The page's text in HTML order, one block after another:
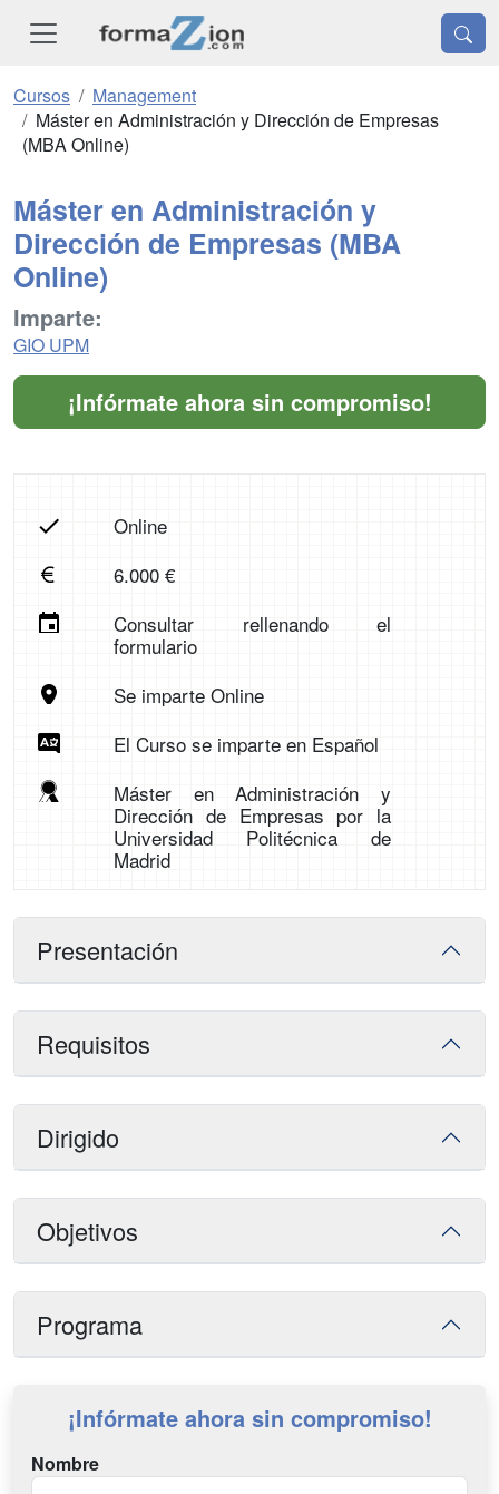
Cursos
Management
Máster en Administración y Dirección de Empresas
(MBA Online)
Máster en Administración y
Dirección de Empresas (MBA
Online)
Imparte:
GIO UPM
¡Infórmate ahora sin compromiso!
Online
6.000 €
Consultar rellenando el
formulario
Se imparte Online
El Curso se imparte en Español
Máster en Administración y
Dirección de Empresas por la
Universidad Politécnica de
Madrid
Presentación
Requisitos
Dirigido
Objetivos
Programa
¡Infórmate ahora sin compromiso!
Nombre